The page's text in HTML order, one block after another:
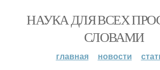
НАУКА ДЛЯ ВСЕХ
СЛОВАМИ
главная новости